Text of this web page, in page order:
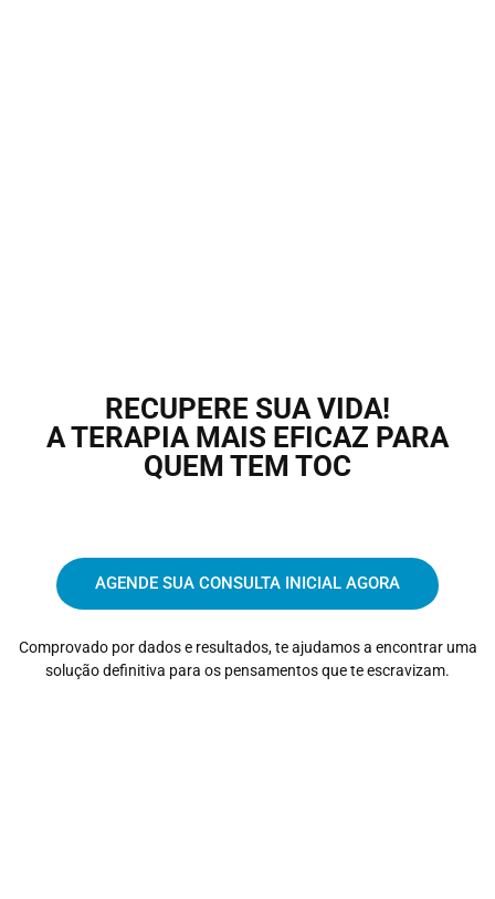
RECUPERE SUA VIDA!
A TERAPIA MAIS EFICAZ PARA
QUEM TEM TOC
AGENDE SUA CONSULTA INICIAL AGORA
Comprovado por dados e resultados, te ajudamos a encontrar uma
solução definitiva para os pensamentos que te escravizam.